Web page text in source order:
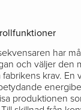
har
och väljer den
krav. En
produktionen